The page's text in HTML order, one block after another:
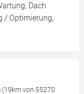
Dach
/ Optimierung,
(19km von 55270